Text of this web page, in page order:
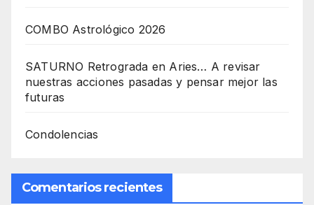
COMBO Astrológico 2026
SATURNO Retrograda en Aries… A revisar
nuestras acciones pasadas y pensar mejor las
futuras
Condolencias
Comentarios recientes